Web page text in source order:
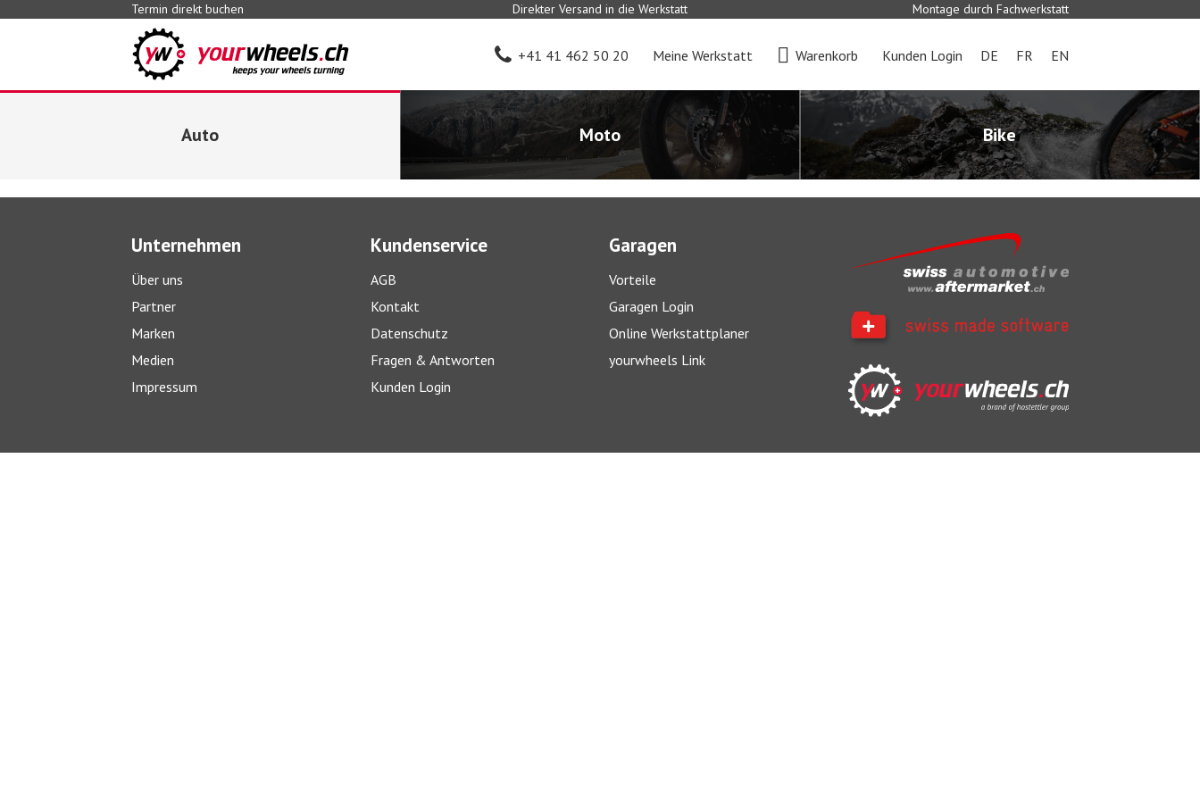
Termin direkt buchen Direkter Versand in die Werkstatt Montage durch Fachwerkstatt
+41 41 462 50 20 Meine Werkstatt Warenkorb Kunden Login DE FR EN
Auto Moto Bike
Unternehmen
Über uns
Partner
Marken
Medien
Impressum
Kundenservice
AGB
Kontakt
Datenschutz
Fragen & Antworten
Kunden Login
Garagen
Vorteile
Garagen Login
Online Werkstattplaner
yourwheels Link